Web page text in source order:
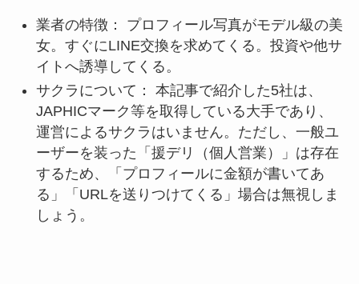
業者の特徴： プロフィール写真がモデル級の美
女。すぐにLINE交換を求めてくる。投資や他サ
イトへ誘導してくる。
サクラについて： 本記事で紹介した5社は、
JAPHICマーク等を取得している大手であり、
運営によるサクラはいません。ただし、一般ユ
ーザーを装った「援デリ（個人営業）」は存在
するため、「プロフィールに金額が書いてあ
る」「URLを送りつけてくる」場合は無視しま
しょう。